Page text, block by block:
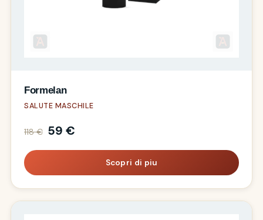
Formelan
SALUTE MASCHILE
118 € 59 €
Scopri di piu